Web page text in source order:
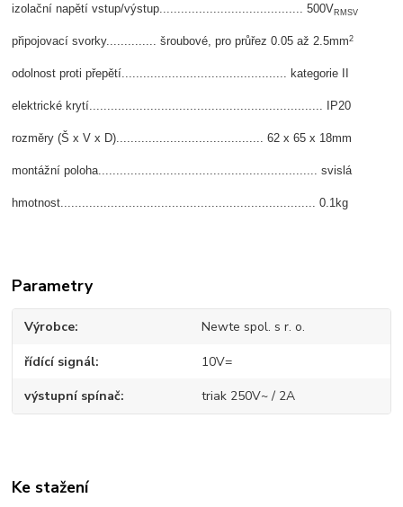
izolační napětí vstup/výstup........................................ 500VRMSV
připojovací svorky.............. šroubové, pro průřez 0.05 až 2.5mm2
odolnost proti přepětí.............................................. kategorie II
elektrické krytí................................................................. IP20
rozměry (Š x V x D)......................................... 62 x 65 x 18mm
montážní poloha............................................................. svislá
hmotnost....................................................................... 0.1kg
Parametry
Výrobce Newte spol. s r. o.
řídící signál 10V=
výstupní spínač triak 250V~ / 2A
Ke stažení